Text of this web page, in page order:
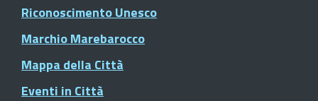
Riconoscimento Unesco
Marchio Marebarocco
Mappa della Città
Eventi in Città